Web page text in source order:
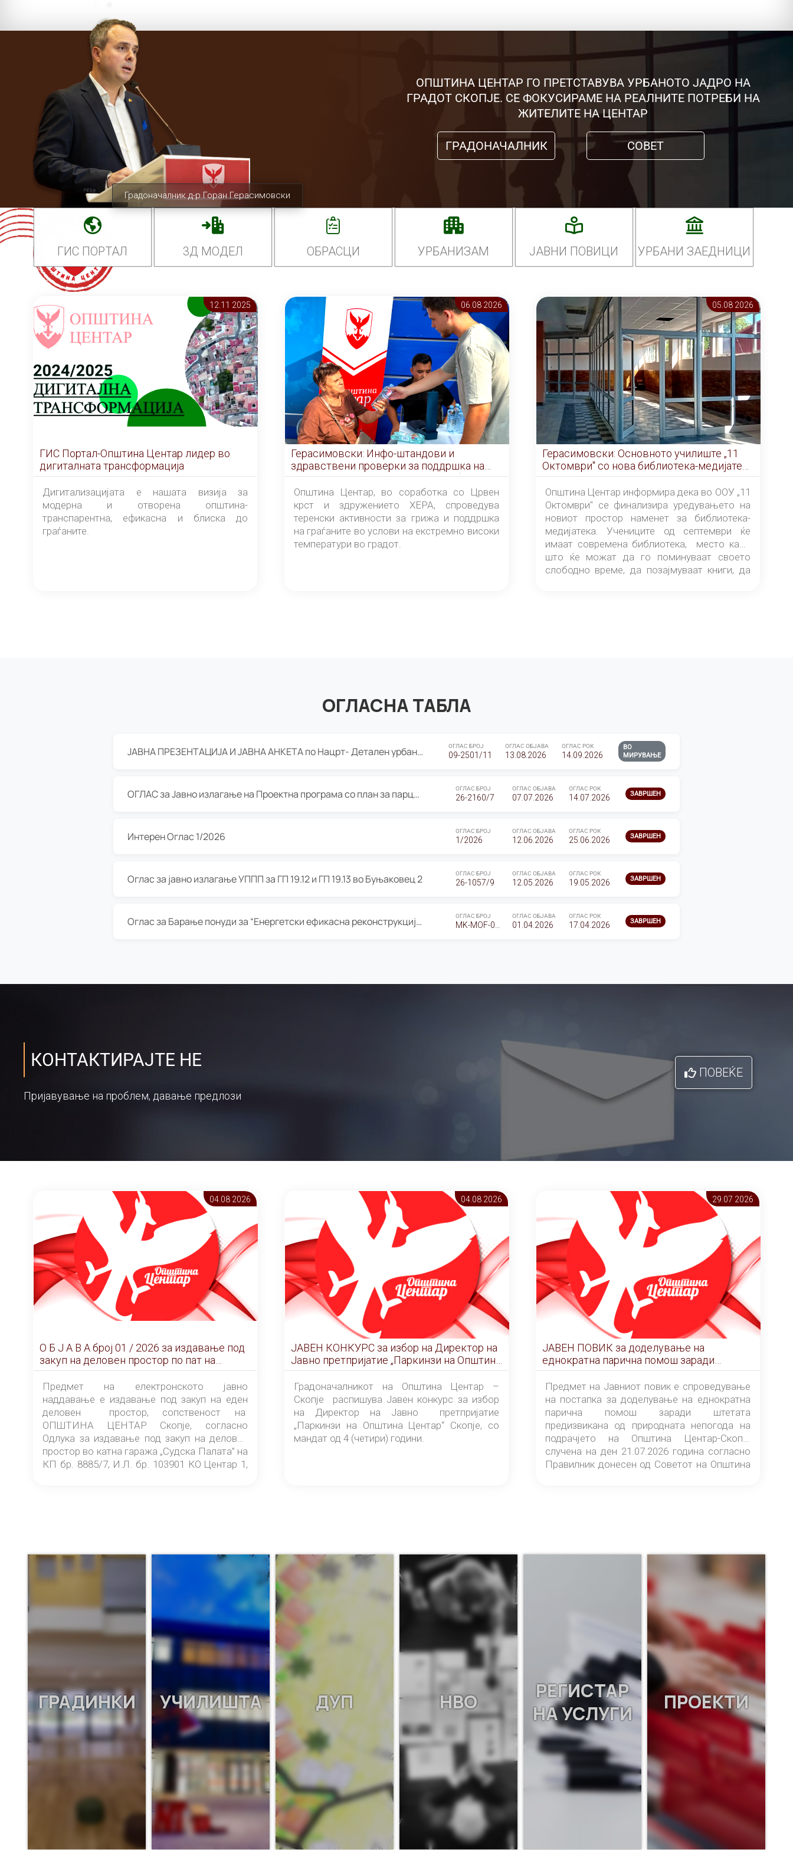
Градоначалник д-р Горан Герасимовски
ОПШТИНА ЦЕНТАР ГО ПРЕТСТАВУВА УРБАНОТО ЈАДРО НА
ГРАДОТ СКОПЈЕ. СЕ ФОКУСИРАМЕ НА РЕАЛНИТЕ ПОТРЕБИ НА
ЖИТЕЛИТЕ НА ЦЕНТАР
ГРАДОНАЧАЛНИК СОВЕТ
ГИС ПОРТАЛ 3Д МОДЕЛ ОБРАСЦИ УРБАНИЗАМ ЈАВНИ ПОВИЦИ УРБАНИ ЗАЕДНИЦИ
12.11 2025
ГИС Портал-Општина Центар лидер во
дигиталната трансформација
Дигитализацијата е нашата визија за
модерна и отворена општина-
транспарентна, ефикасна и блиска до
граѓаните.
06.08 2026
Герасимовски: Инфо-штандови и
здравствени проверки за поддршка на
граѓаните во услови на топлотен бран
Општина Центар, во соработка со Црвен
крст и здружението ХЕРА, спроведува
теренски активности за грижа и поддршка
на граѓаните во услови на екстремно високи
температури во градот.
05.08 2026
Герасимовски: Основното училиште „11
Октомври" со нова библиотека-медијатека
од септември
Општина Центар информира дека во ООУ „11
Октомври" се финализира уредувањето на
новиот простор наменет за библиотека-
медијатека. Учениците од септември ќе
имаат современа библиотека, место каде
што ќе можат да го поминуваат своето
слободно време, да позајмуваат книги, да
ОГЛАСНА ТАБЛА
ЈАВНА ПРЕЗЕНТАЦИЈА И ЈАВНА АНКЕТА по Нацрт- Детален урбанистички план Градска четврт Ј 05- Барутана, Општина Центар- Скопје, плански период 2025-2030 ОГЛАС БРОЈ
09-2501/11
ОГЛАС ОБЈАВА
13.08.2026
ОГЛАС РОК
14.09.2026
ВО
МИРУВАЊЕ
ОГЛАС за Јавно излагање на Проектна програма со план за парцелација за Урбанистички проект со план за парцелација за спојување на ГП 20.12 и ГП 20.37 од Изменување и дополнување на Детален урбанистички план Буњаковец 2, Општина Центар – Скопје ОГЛАС БРОЈ
26-2160/7
ОГЛАС ОБЈАВА
07.07.2026
ОГЛАС РОК
14.07.2026 ЗАВРШЕН
Интерен Оглас 1/2026 ОГЛАС БРОЈ
1/2026
ОГЛАС ОБЈАВА
12.06.2026
ОГЛАС РОК
25.06.2026 ЗАВРШЕН
Оглас за јавно излагање УППП за ГП 19.12 и ГП 19.13 во Буњаковец 2 ОГЛАС БРОЈ
26-1057/9
ОГЛАС ОБЈАВА
12.05.2026
ОГЛАС РОК
19.05.2026 ЗАВРШЕН
Оглас за Барање понуди за “Енергетски ефикасна реконструкција на објектот ООУ „Св. Кирил и Методиј" ОГЛАС БРОЈ ОГЛАС ОБЈАВА
01.04.2026
ОГЛАС РОК
17.04.2026 ЗАВРШЕН
КОНТАКТИРАЈТЕ НЕ
Пријавување на проблем, давање предлози
ПОВЕЌЕ
04.08 2026
О Б Ј А В А брoj 01 / 2026 за издавање под
закуп на деловен простор по пат на
ЕЛЕКТРОНСКО ЈАВНО НАДДАВАЊЕ
Предмет на електронското јавно
наддавање е издавање под закуп на еден
деловен простор, сопственост на
ОПШТИНА ЦЕНТАР Скопје, согласно
Одлука за издавање под закуп на деловен
простор во катна гаража „Судска Палата” на
КП бр. 8885/7, И.Л. бр. 103901 КО Центар 1,
понудувач.
04.08 2026
ЈАВЕН КОНКУРС за избор на Директор на
Јавно претпријатие „Паркинзи на Општина
Центар“ – Скопје
Градоначалникот на Општина Центар –
Скопје распишува Јавен конкурс за избор
на Директор на Јавно претпријатие
„Паркинзи на Општина Центар“ Скопје, со
мандат од 4 (четири) години.
29.07 2026
ЈАВЕН ПОВИК за доделување на
еднократна парична помош заради
штетата предизвикана од природната
непогода на подрачјето на Општина
Центар-Скопје случена на ден 21.07.2026
година
Предмет на Јавниот повик е спроведување
на постапка за доделување на еднократна
парична помош заради штетата
предизвикана од природната непогода на
подрачјето на Општина Центар-Скопје
случена на ден 21.07.2026 година согласно
Правилник донесен од Советот на Општина
ГРАДИНКИ УЧИЛИШТА ДУП НВО
РЕГИСТАР
НА УСЛУГИ
ПРОЕКТИ